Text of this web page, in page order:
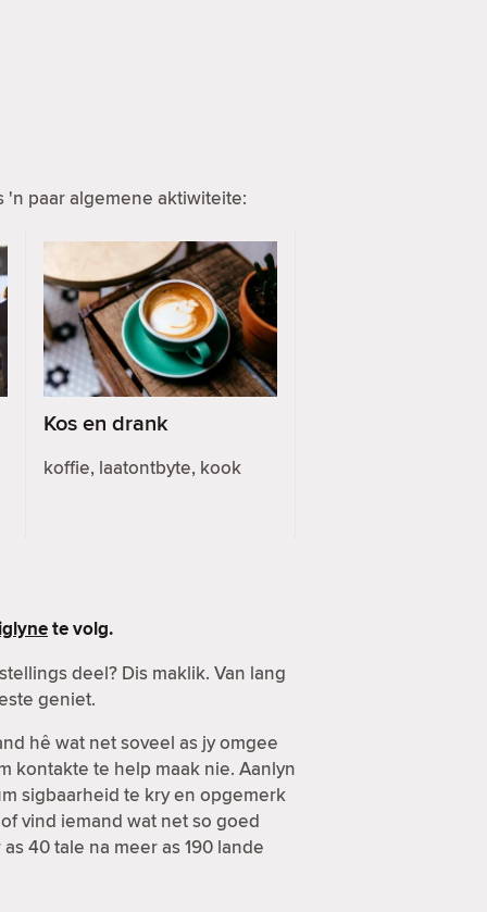
paar algemene aktiwiteite:
Kos en drank
koffie, laatontbyte, kook
te volg.
deel? Dis maklik. Van lang
geniet.
hê wat net soveel as jy omgee
kontakte te help maak nie. Aanlyn
sigbaarheid te kry en opgemerk
vind iemand wat net so goed
40 tale na meer as 190 lande